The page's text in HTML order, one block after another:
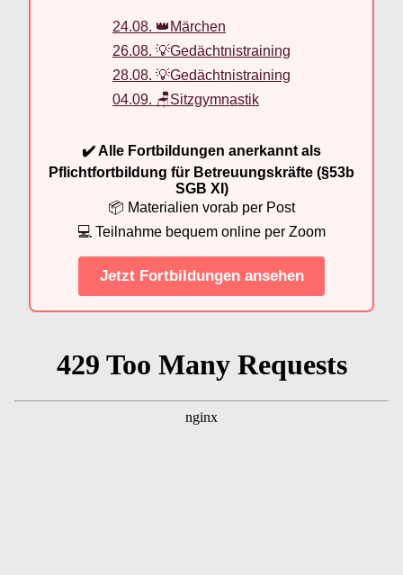
24.08. 👑Märchen
26.08. 💡Gedächtnistraining
28.08. 💡Gedächtnistraining
04.09. 🪑Sitzgymnastik
✔️ Alle Fortbildungen anerkannt als
Pflichtfortbildung für Betreuungskräfte (§53b
SGB XI)
📦 Materialien vorab per Post
💻 Teilnahme bequem online per Zoom
Jetzt Fortbildungen ansehen